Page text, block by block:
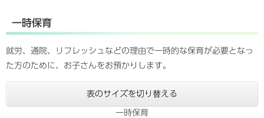
一時保育
就労、通院、リフレッシュなどの理由で一時的な保育が必要となっ
た方のために、お子さんをお預かりします。
表のサイズを切り替える
一時保育